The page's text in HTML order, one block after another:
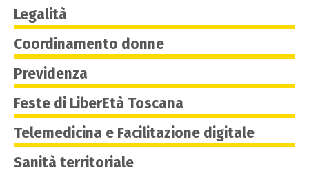
Legalità
Coordinamento donne
Previdenza
Feste di LiberEtà Toscana
Telemedicina e Facilitazione digitale
Sanità territoriale